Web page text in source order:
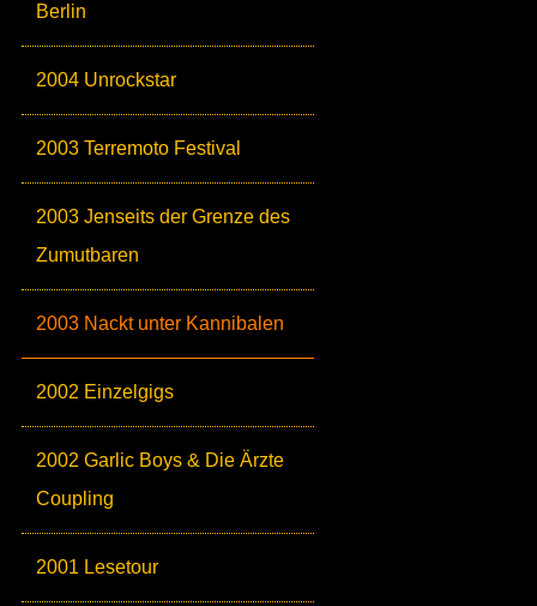
Berlin
2004 Unrockstar
2003 Terremoto Festival
2003 Jenseits der Grenze des
Zumutbaren
2003 Nackt unter Kannibalen
2002 Einzelgigs
2002 Garlic Boys & Die Ärzte
Coupling
2001 Lesetour